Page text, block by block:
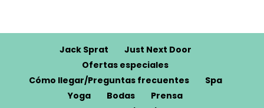
Jack Sprat
Just Next Door
Ofertas especiales
Cómo llegar/Preguntas frecuentes
Spa
Yoga
Bodas
Prensa